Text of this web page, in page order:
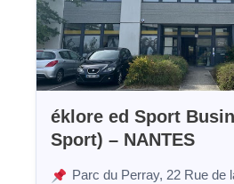
éklore ed Sport
Sport) – NANTES
Parc du Perray, 22 Rue de